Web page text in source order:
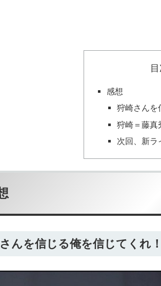
感想
狩崎さんを
狩崎＝藤真
次回、新ラ
んを信じる俺を信じてくれ